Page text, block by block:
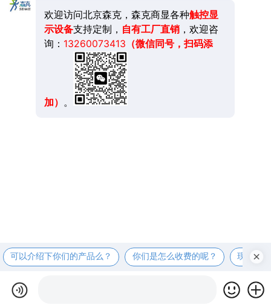
欢迎访问北京森克，森克商显各种触控显
示设备支持定制， 自有工厂直销，欢迎咨
询： 13260073413 （微信同号，扫码添
加） 。
可以介绍下你们的产品么？ 你们是怎么收费的呢？ 现在有